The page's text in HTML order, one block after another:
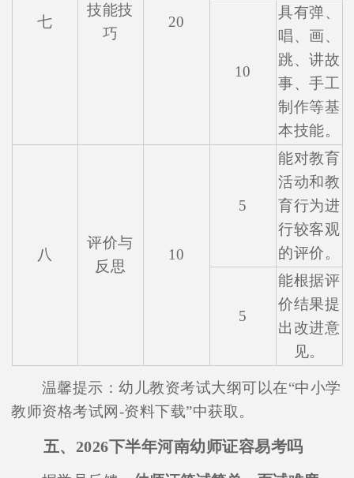
七
技能技
巧
20
10
具有弹、
唱、画、
跳、讲故
事、手工
制作等基
本技能。
八
评价与
反思
10
5
能对教育
活动和教
育行为进
行较客观
的评价。
5
能根据评
价结果提
出改进意
见。
温馨提示：幼儿教资考试大纲可以在“中小学
教师资格考试网-资料下载”中获取。
五、2026下半年河南幼师证容易考吗